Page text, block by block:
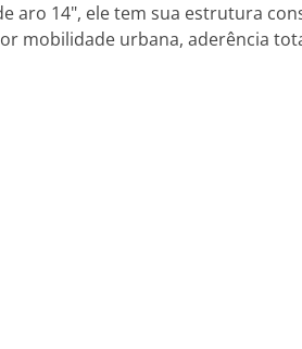
aro 14", ele tem sua estrutura
mobilidade urbana, aderência